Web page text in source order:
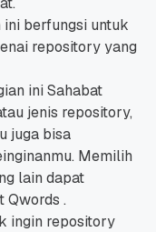
ini berfungsi untuk
repository yang
ini Sahabat
jenis repository,
juga bisa
Memilih
lain dapat
Qwords .
ingin repository